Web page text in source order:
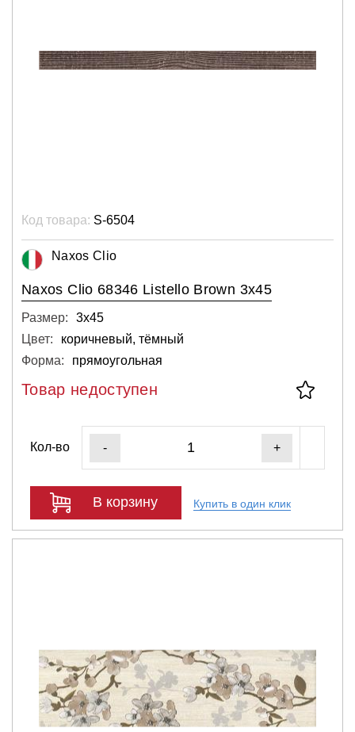
Код товара: S-6504
Naxos Clio
Naxos Clio 68346 Listello Brown 3x45
Размер:
3х45
Цвет:
коричневый, тёмный
Форма:
прямоугольная
Товар недоступен
Кол-во - +
В корзину Купить в один клик